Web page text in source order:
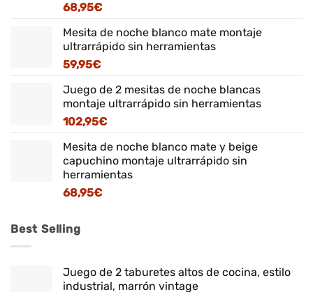
68,95€
Mesita de noche blanco mate montaje
ultrarrápido sin herramientas
59,95€
Juego de 2 mesitas de noche blancas
montaje ultrarrápido sin herramientas
102,95€
Mesita de noche blanco mate y beige
capuchino montaje ultrarrápido sin
herramientas
68,95€
Best Selling
Juego de 2 taburetes altos de cocina, estilo
industrial, marrón vintage